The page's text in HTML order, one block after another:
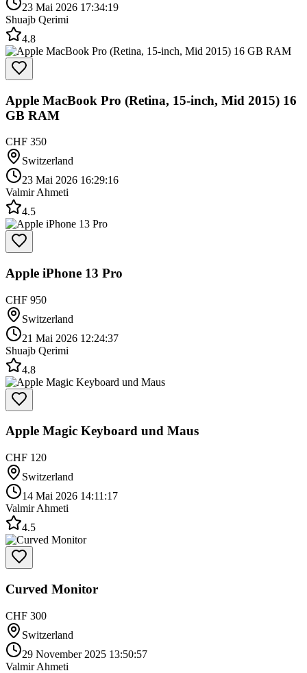
23 Mai 2026 17:34:19
Shuajb Qerimi
4.8
Apple MacBook Pro (Retina, 15-inch, Mid 2015) 16
GB RAM
CHF 350
Switzerland
23 Mai 2026 16:29:16
Valmir Ahmeti
4.5
Apple iPhone 13 Pro
CHF 950
Switzerland
21 Mai 2026 12:24:37
Shuajb Qerimi
4.8
Apple Magic Keyboard und Maus
CHF 120
Switzerland
14 Mai 2026 14:11:17
Valmir Ahmeti
4.5
Curved Monitor
CHF 300
Switzerland
29 November 2025 13:50:57
Valmir Ahmeti